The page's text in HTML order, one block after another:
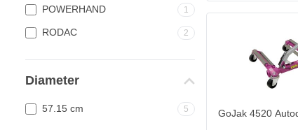
POWERHAND 1
RODAC 2
Diameter
57.15 cm 5 GoJak 4520